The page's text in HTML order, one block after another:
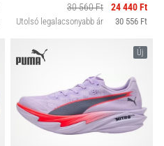
30 560 Ft
24 440 Ft
Utolsó legalacsonyabb ár 30 556 Ft
Új